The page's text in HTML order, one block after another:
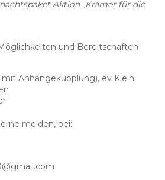
Aktion „Kramer für die
und Bereitschaften
mit Anhängekupplung), ev Klein
melden, bei: